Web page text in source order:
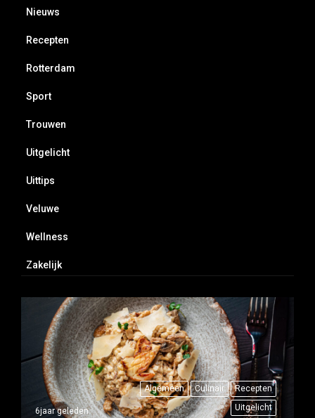
Nieuws
Recepten
Rotterdam
Sport
Trouwen
Uitgelicht
Uittips
Veluwe
Wellness
Zakelijk
Algemeen Culinair
Recepten
Uitgelicht
6jaar geleden